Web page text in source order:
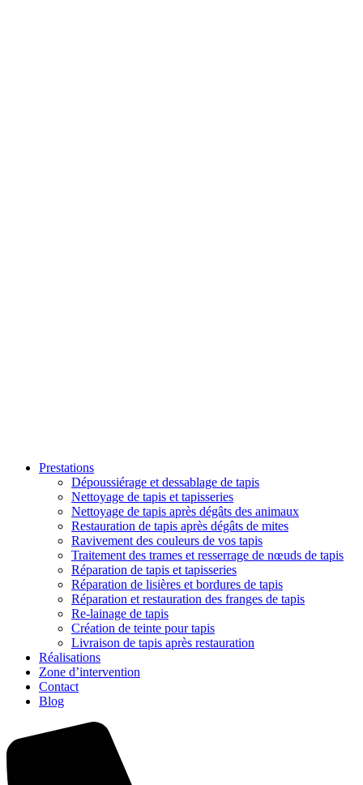
Prestations
Dépoussiérage et dessablage de tapis
Nettoyage de tapis et tapisseries
Nettoyage de tapis après dégâts des animaux
Restauration de tapis après dégâts de mites
Ravivement des couleurs de vos tapis
Traitement des trames et resserrage de nœuds de tapis
Réparation de tapis et tapisseries
Réparation de lisières et bordures de tapis
Réparation et restauration des franges de tapis
Re-lainage de tapis
Création de teinte pour tapis
Livraison de tapis après restauration
Réalisations
Zone d’intervention
Contact
Blog